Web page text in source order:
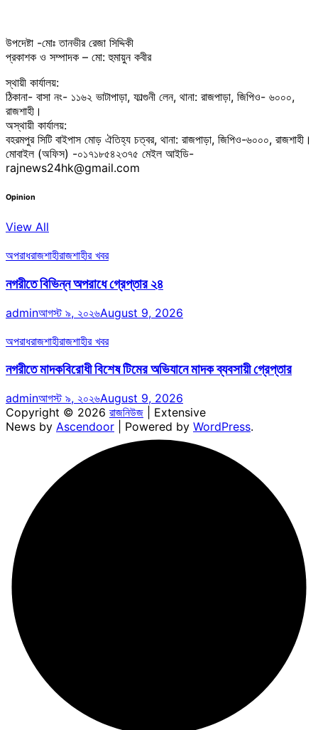
উপদেষ্টা -মোঃ তানভীর রেজা সিদ্দিকী
প্রকাশক ও সম্পাদক – মো: হুমায়ুন কবীর
স্থায়ী কার্যালয়:
ঠিকানা- বাসা নং- ১১৬২ ভাটাপাড়া, ফাল্গুনী লেন, থানা: রাজপাড়া, জিপিও- ৬০০০,
রাজশাহী।
অস্থায়ী কার্যালয়:
বহরমপুর সিটি বাইপাস মোড় ঐতিহ্য চত্বর, থানা: রাজপাড়া, জিপিও-৬০০০, রাজশাহী।
মোবাইল (অফিস) -০১৭১৮৫৪২৩৭৫ মেইল আইডি-
rajnews24hk@gmail.com
Opinion
View All
অপরাধরাজশাহীরাজশাহীর খবর
নগরীতে বিভিন্ন অপরাধে গ্রেপ্তার ২৪
adminআগস্ট ৯, ২০২৬August 9, 2026
অপরাধরাজশাহীরাজশাহীর খবর
নগরীতে মাদকবিরোধী বিশেষ টিমের অভিযানে মাদক ব্যবসায়ী গ্রেপ্তার
adminআগস্ট ৯, ২০২৬August 9, 2026
Copyright © 2026 রাজনিউজ | Extensive
News by Ascendoor | Powered by WordPress.